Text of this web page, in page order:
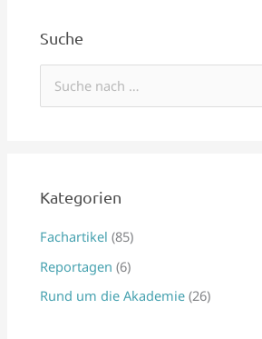
Suche
e
n
a
c
Kategorien
Fachartikel (85)
Reportagen (6)
Rund um die Akademie (26)